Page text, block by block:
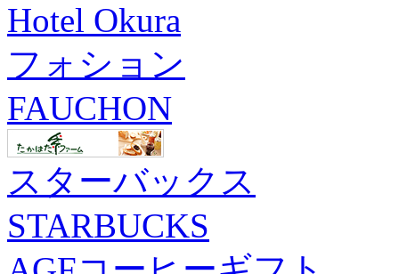
Hotel Okura
フォション
FAUCHON
スターバックス
STARBUCKS